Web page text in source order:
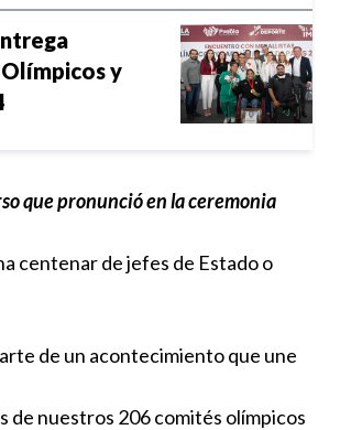
y
millones en el
olímpica de
que pronunció en la ceremonia
centenar de jefes de Estado o
de un acontecimiento que une
de nuestros 206 comités olímpicos